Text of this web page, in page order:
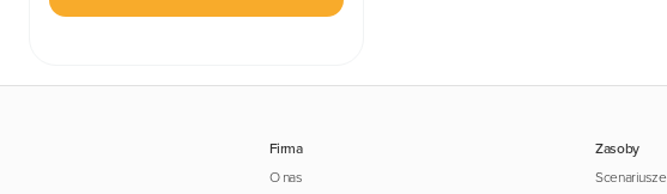
Firma
O nas
Zasoby
Scenariusze